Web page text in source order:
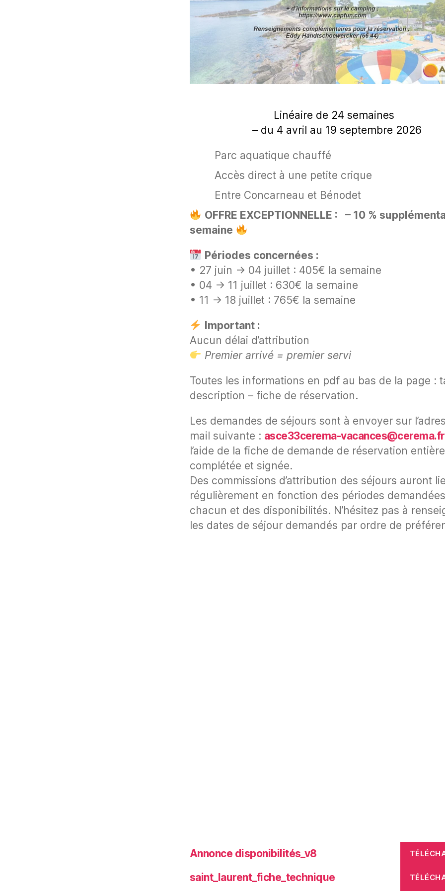
Linéaire de 24 semaines
– du 4 avril au 19 septembre 2026
Parc aquatique chauffé
Accès direct à une petite crique
Entre Concarneau et Bénodet
OFFRE EXCEPTIONNELLE : – 10 %
semaine
Périodes concernées :
• 27 juin → 04 juillet : 405€ la semaine
• 04 → 11 juillet : 630€ la semaine
• 11 → 18 juillet : 765€ la semaine
Important :
Aucun délai d’attribution
Premier arrivé = premier servi
Toutes les informations en pdf au bas de la page :
description – fiche de réservation.
Les demandes de séjours sont à envoyer sur
mail suivante : asce33cerema-vacances@cerema.fr
l’aide de la fiche de demande de réservation
complétée et signée.
Des commissions d’attribution des séjours auront
régulièrement en fonction des périodes
chacun et des disponibilités. N’hésitez pas à
les dates de séjour demandés par ordre de
Annonce disponibilités_v8
saint_laurent_fiche_technique